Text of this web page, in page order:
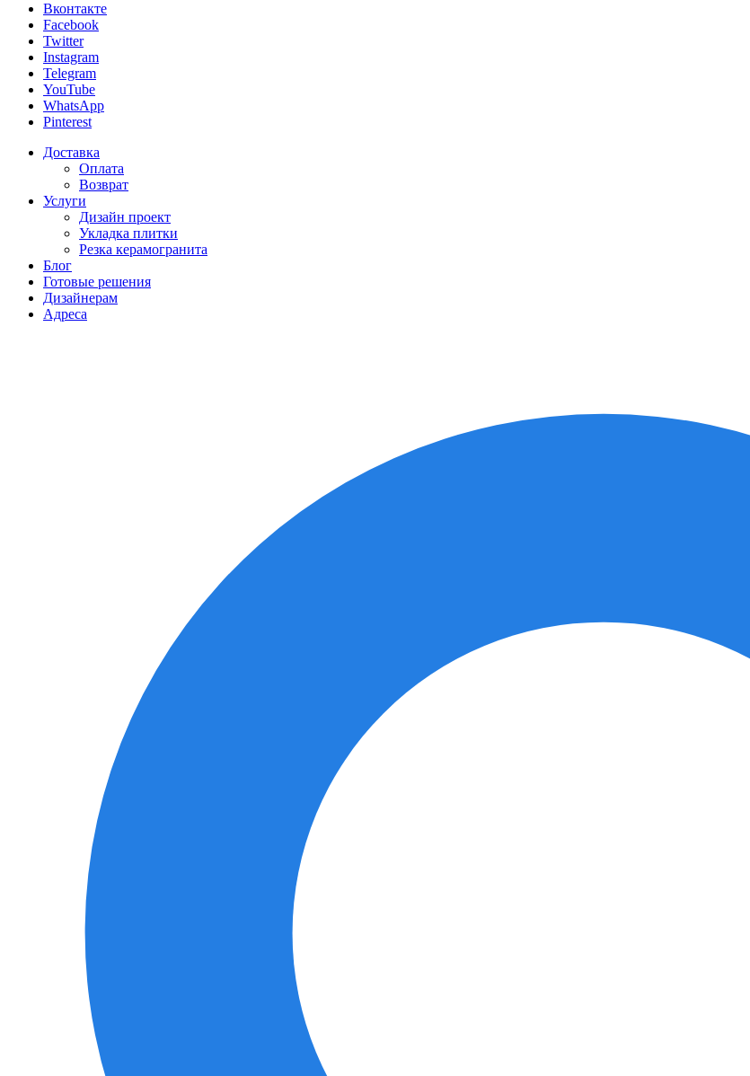
Вконтакте
Facebook
Twitter
Instagram
Telegram
YouTube
WhatsApp
Pinterest
Доставка
Оплата
Возврат
Услуги
Дизайн проект
Укладка плитки
Резка керамогранита
Блог
Готовые решения
Дизайнерам
Адреса